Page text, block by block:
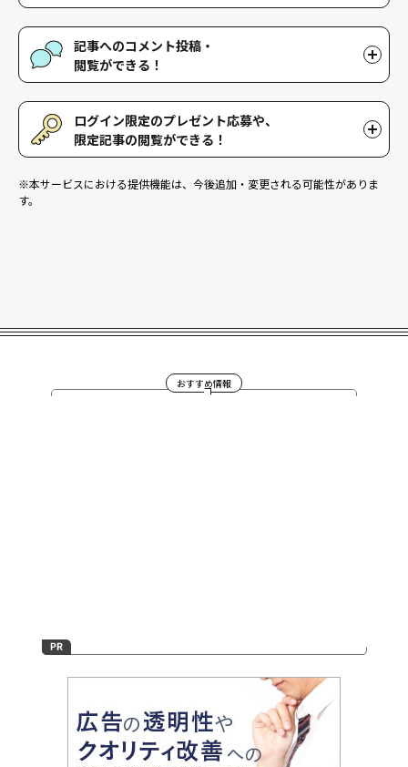
好きな記事やギャラリーページを保存し、マイページでいつでも閲
覧することができます。
記事へのコメント投稿・
閲覧ができる！
記事に対して応援や感想などのコメントができ、他のファンが投稿
したコメントを読むことができます。
ログイン限定のプレゼント応募や、
限定記事の閲覧ができる！
た、ログイン限定記事を閲覧することができます。
※本サービスにおける提供機能は、今後追加・変更される可能性がありま
す。
おすすめ情報